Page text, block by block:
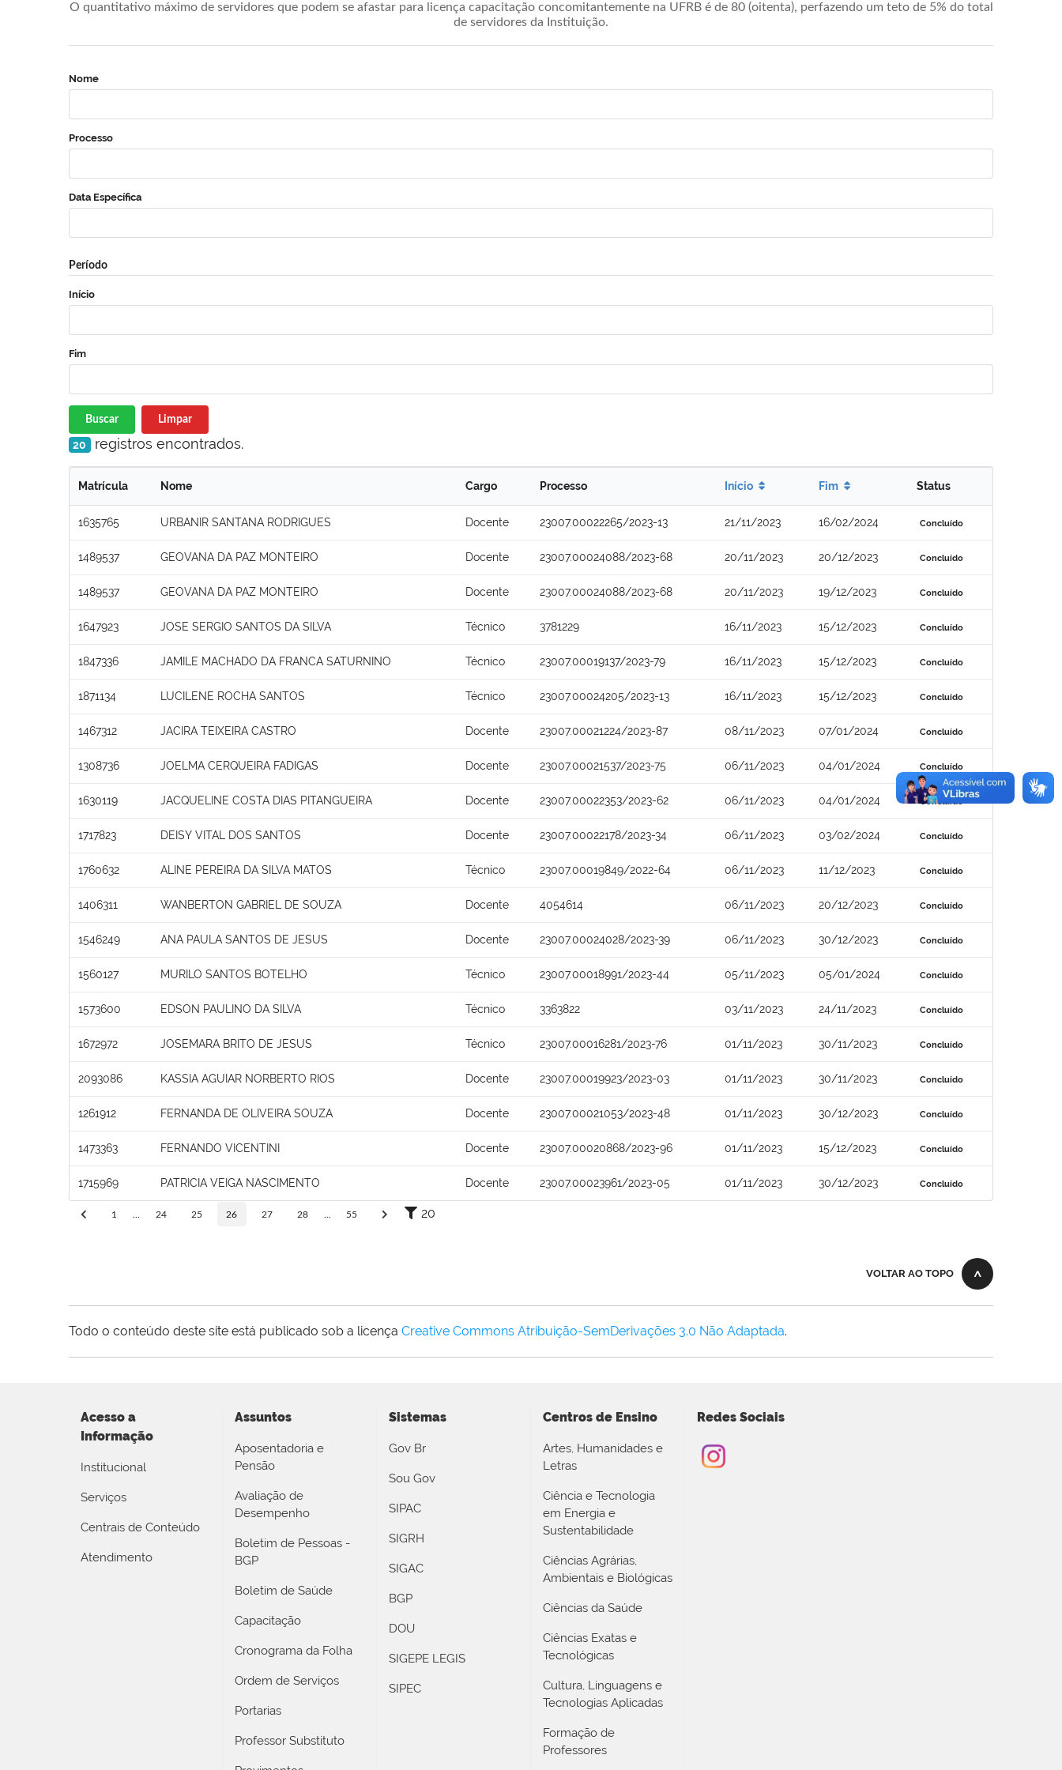
O quantitativo máximo de servidores que podem se afastar para licença capacitação concomitantemente na UFRB é de 80 (oitenta), perfazendo um teto de 5% do total
de servidores da Instituição.
Nome
Processo
Data Específica
Período
Início
Fim
Buscar Limpar
20 registros encontrados.
Matrícula Nome Cargo Processo Início Fim Status
1635765 URBANIR SANTANA RODRIGUES Docente 23007.00022265/2023-13 21/11/2023 16/02/2024 Concluído
1489537 GEOVANA DA PAZ MONTEIRO Docente 23007.00024088/2023-68 20/11/2023 20/12/2023 Concluído
1489537 GEOVANA DA PAZ MONTEIRO Docente 23007.00024088/2023-68 20/11/2023 19/12/2023 Concluído
1647923 JOSE SERGIO SANTOS DA SILVA Técnico 3781229 16/11/2023 15/12/2023 Concluído
1847336 JAMILE MACHADO DA FRANCA SATURNINO Técnico 23007.00019137/2023-79 16/11/2023 15/12/2023 Concluído
1871134 LUCILENE ROCHA SANTOS Técnico 23007.00024205/2023-13 16/11/2023 15/12/2023 Concluído
1467312 JACIRA TEIXEIRA CASTRO Docente 23007.00021224/2023-87 08/11/2023 07/01/2024 Concluído
1308736 JOELMA CERQUEIRA FADIGAS Docente 23007.00021537/2023-75 06/11/2023 04/01/2024 Concluído
1630119 JACQUELINE COSTA DIAS PITANGUEIRA Docente 23007.00022353/2023-62 06/11/2023 04/01/2024 Concluído
1717823 DEISY VITAL DOS SANTOS Docente 23007.00022178/2023-34 06/11/2023 03/02/2024 Concluído
1760632 ALINE PEREIRA DA SILVA MATOS Técnico 23007.00019849/2022-64 06/11/2023 11/12/2023 Concluído
1406311 WANBERTON GABRIEL DE SOUZA Docente 4054614 06/11/2023 20/12/2023 Concluído
1546249 ANA PAULA SANTOS DE JESUS Docente 23007.00024028/2023-39 06/11/2023 30/12/2023 Concluído
1560127 MURILO SANTOS BOTELHO Técnico 23007.00018991/2023-44 05/11/2023 05/01/2024 Concluído
1573600 EDSON PAULINO DA SILVA Técnico 3363822 03/11/2023 24/11/2023 Concluído
1672972 JOSEMARA BRITO DE JESUS Técnico 23007.00016281/2023-76 01/11/2023 30/11/2023 Concluído
2093086 KASSIA AGUIAR NORBERTO RIOS Docente 23007.00019923/2023-03 01/11/2023 30/11/2023 Concluído
1261912 FERNANDA DE OLIVEIRA SOUZA Docente 23007.00021053/2023-48 01/11/2023 30/12/2023 Concluído
1473363 FERNANDO VICENTINI Docente 23007.00020868/2023-96 01/11/2023 15/12/2023 Concluído
1715969 PATRICIA VEIGA NASCIMENTO Docente 23007.00023961/2023-05 01/11/2023 30/12/2023 Concluído
1 24 25 26 27 28 55 20
VOLTAR AO TOPO
Todo o conteúdo deste site está publicado sob a licença Creative Commons Atribuição-SemDerivações 3.0 Não Adaptada.
Acesso a
Informação
Institucional
Serviços
Centrais de Conteúdo
Atendimento
Assuntos
Aposentadoria e
Pensão
Avaliação de
Desempenho
Boletim de Pessoas -
BGP
Boletim de Saúde
Capacitação
Cronograma da Folha
Ordem de Serviços
Portarias
Professor Substituto
Sistemas
Gov Br
Sou Gov
SIPAC
SIGRH
SIGAC
BGP
DOU
SIGEPE LEGIS
SIPEC
Centros de Ensino
Artes, Humanidades e
Letras
Ciência e Tecnologia
em Energia e
Sustentabilidade
Ciências Agrárias,
Ambientais e Biológicas
Ciências da Saúde
Ciências Exatas e
Tecnológicas
Cultura, Linguagens e
Tecnologias Aplicadas
Formação de
Professores
Redes Sociais